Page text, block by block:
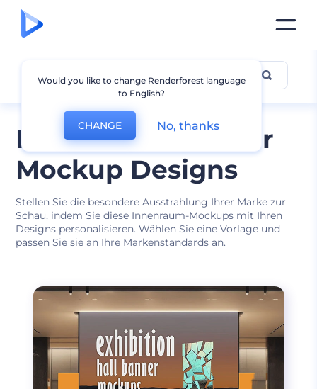
Modernes Interieur
Mockup Designs
Stellen Sie die besondere Ausstrahlung Ihrer Marke zur
Schau, indem Sie diese Innenraum-Mockups mit Ihren
Designs personalisieren. Wählen Sie eine Vorlage und
passen Sie sie an Ihre Markenstandards an.
Innenraum
Would you like to change Renderforest language
to English?
CHANGE No, thanks